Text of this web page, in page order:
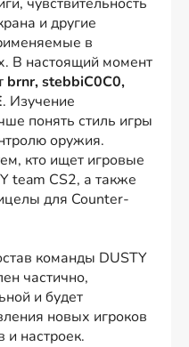
и другие
в
В настоящий момент
brnr, stebbiC0C0,
. Изучение
понять стиль игры
оружия.
кто ищет игровые
team CS2, а также
для Counter-
команды DUSTY
частично,
и будет
новых игроков
и настроек.